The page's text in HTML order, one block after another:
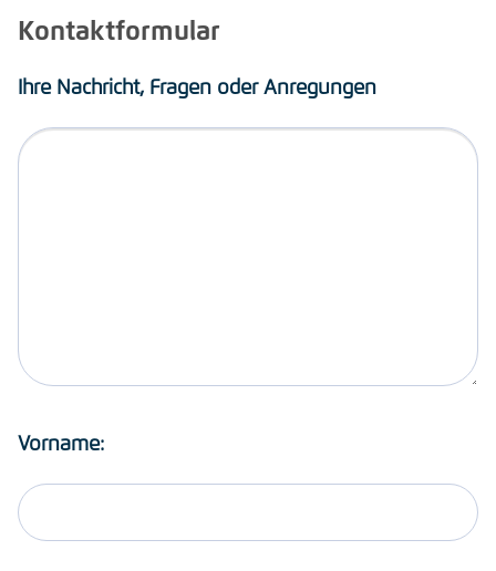
Kontaktformular
Ihre Nachricht, Fragen oder Anregungen
Vorname: